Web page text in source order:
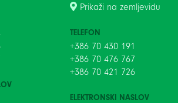
Prikaži na zemljevidu
TELEFON
+386 70 430 191
+386 70 476 767
+386 70 421 726
ELEKTRONSKI NASLOV